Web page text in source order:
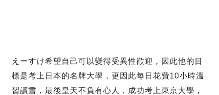
えーすけ希望自己可以變得受異性歡迎，因此他的目
標是考上日本的名牌大學，更因此每日花費10小時溫
習讀書，最後皇天不負有心人，成功考上東京大學，